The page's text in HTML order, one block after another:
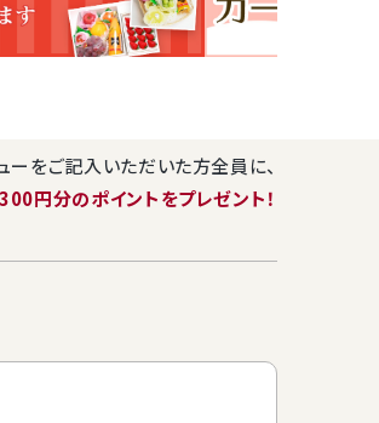
、自分の予算に合わせたフルーツセット
したら、その時期に一番美味しいフルーツ
ーをご記入いただいた方全員に、
300円分のポイントをプレゼント！